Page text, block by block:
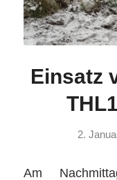
Einsatz
2.
Am